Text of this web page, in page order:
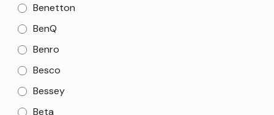
Benetton
BenQ
Benro
Besco
Bessey
Beta